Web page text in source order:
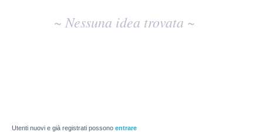
~ Nessuna idea trovata ~
Utenti nuovi e già registrati possono entrare